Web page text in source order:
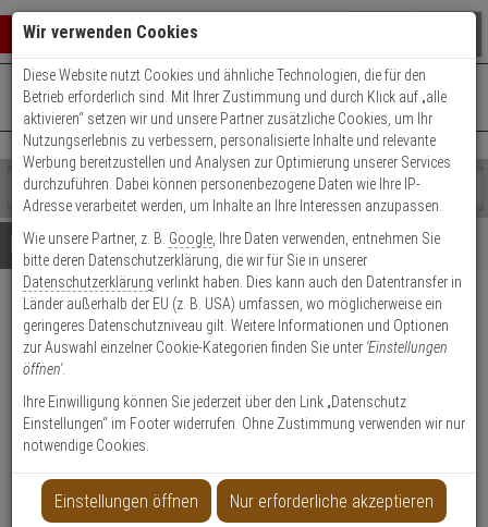
Warenkorb schließen
0 ARTIKEL IM WARENKORB
Ihr Warenkorb ist momentan leer.
Ergebnisse ()
Fertig
Shop
durchsuchen
Bitte
geben
Sie
mindestens
Zeichen
ein,
um
Suche
Es
wurde
noch
Kategorien
Suche
gestartet
+49 (0)821 899 493-0Mo. - Do.: 8:00 - 16:30 | Fr.: 8:00 - 14:00 Uhr
Kontaktservice nutzen
Details Beratung
Optex SIP-3020 PIR
Aussenbewegungsmelder
Produktmerkmale
Datenblatt drucken
Produktinformationen
Bewegungsmelder
Wir verwenden Cookies
Diese Website nutzt Cookies und ähnliche Technologien, die für den
Betrieb erforderlich sind. Mit Ihrer Zustimmung und durch Klick auf „alle
aktivieren“ setzen wir und unsere Partner zusätzliche Cookies, um Ihr
Nutzungserlebnis zu verbessern, personalisierte Inhalte und relevante
Werbung bereitzustellen und Analysen zur Optimierung unserer Services
durchzuführen. Dabei können personenbezogene Daten wie Ihre IP-
Adresse verarbeitet werden, um Inhalte an Ihre Interessen anzupassen.
Wie unsere Partner, z. B. Google , Ihre Daten verwenden, entnehmen Sie
bitte deren Datenschutzerklärung, die wir für Sie in unserer
Datenschutzerklärung verlinkt haben. Dies kann auch den Datentransfer in
Länder außerhalb der EU (z. B. USA) umfassen, wo möglicherweise ein
geringeres Datenschutzniveau gilt. Weitere Informationen und Optionen
zur Auswahl einzelner Cookie-Kategorien finden Sie unter 'Einstellungen
öffnen'.
Ihre Einwilligung können Sie jederzeit über den Link „Datenschutz
Einstellungen“ im Footer widerrufen. Ohne Zustimmung verwenden wir nur
notwendige Cookies.
Einstellungen öffnen Nur erforderliche akzeptieren